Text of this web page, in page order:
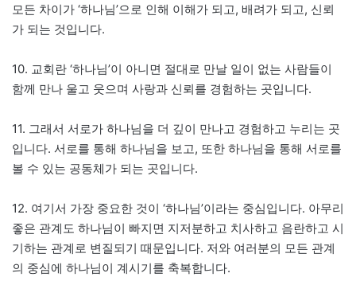
모든 차이가 ‘하나님’으로 인해 이해가 되고, 배려가 되고, 신뢰
가 되는 것입니다.
10. 교회란 ‘하나님’이 아니면 절대로 만날 일이 없는 사람들이
함께 만나 울고 웃으며 사랑과 신뢰를 경험하는 곳입니다.
11. 그래서 서로가 하나님을 더 깊이 만나고 경험하고 누리는 곳
입니다. 서로를 통해 하나님을 보고, 또한 하나님을 통해 서로를
볼 수 있는 공동체가 되는 곳입니다.
12. 여기서 가장 중요한 것이 ‘하나님’이라는 중심입니다. 아무리
좋은 관계도 하나님이 빠지면 지저분하고 치사하고 음란하고 시
기하는 관계로 변질되기 때문입니다. 저와 여러분의 모든 관계
의 중심에 하나님이 계시기를 축복합니다.